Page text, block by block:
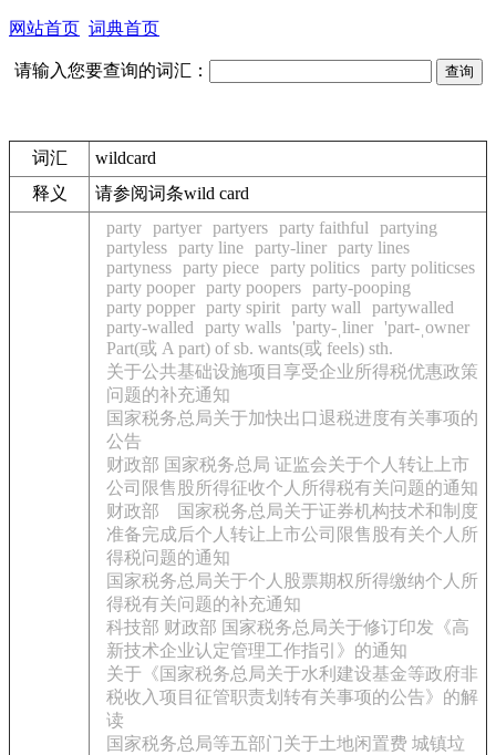
网站首页 词典首页
请输入您要查询的词汇：
词汇
wildcard
释义
请参阅词条wild card
party partyer partyers party faithful
partying
partyless party line party-liner party lines
partyness party piece party politics party politicses
party pooper party poopers party-pooping
party popper party spirit party wall
partywalled
party-walled
party walls 'party-ˌliner 'part-ˌowner
Part(或 A part) of sb. wants(或 feels) sth.
关于公共基础设施项目享受企业所得税优惠政策
问题的补充通知
国家税务总局关于加快出口退税进度有关事项的
公告
财政部 国家税务总局 证监会关于个人转让上市
公司限售股所得征收个人所得税有关问题的通知
财政部 国家税务总局关于证券机构技术和制度
准备完成后个人转让上市公司限售股有关个人所
得税问题的通知
国家税务总局关于个人股票期权所得缴纳个人所
得税有关问题的补充通知
科技部 财政部 国家税务总局关于修订印发《高
新技术企业认定管理工作指引》的通知
关于《国家税务总局关于水利建设基金等政府非
税收入项目征管职责划转有关事项的公告》的解
读
国家税务总局等五部门关于土地闲置费 城镇垃